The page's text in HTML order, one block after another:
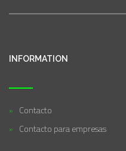
INFORMATION
Contacto
Contacto para empresas